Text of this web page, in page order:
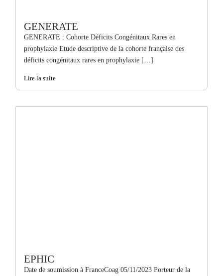
GENERATE
GENERATE : Cohorte Déficits Congénitaux Rares en
prophylaxie Etude descriptive de la cohorte française des
déficits congénitaux rares en prophylaxie […]
Lire la suite
EPHIC
Date de soumission à FranceCoag 05/11/2023 Porteur de la